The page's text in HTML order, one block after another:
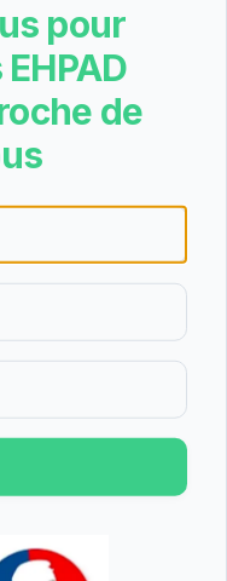
public situé à
des
une option
aux
pour un
pour
de